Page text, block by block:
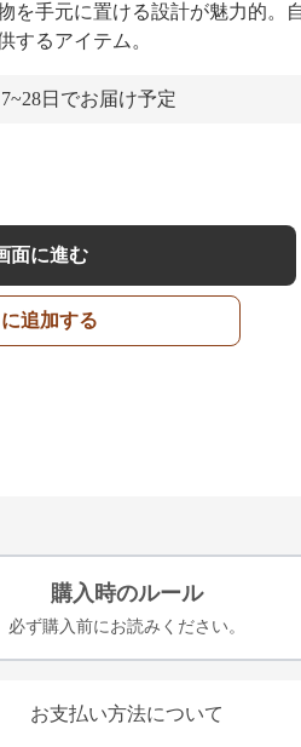
を手元に置ける設計が魅力的。
するアイテム。
日でお届け予定
面に進む
追加する
購入時のルール
必ず購入前にお読みください。
お支払い方法について